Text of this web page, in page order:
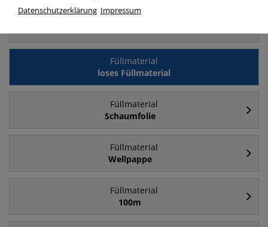
Füllmaterial
Füllmaterial
loses Füllmaterial
Füllmaterial
Schaumfolie
Füllmaterial
Wellpappe
Füllmaterial
100m
Datenschutzerklärung Impressum